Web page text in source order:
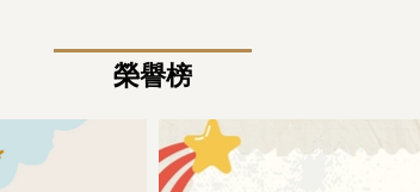
榮譽榜